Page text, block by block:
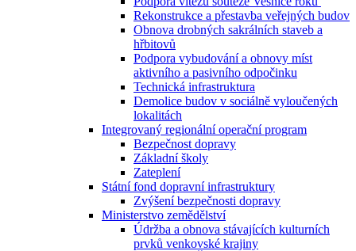
Rekonstrukce a přestavba veřejných budov
Obnova drobných sakrálních staveb a
hřbitovů
Podpora vybudování a obnovy míst
aktivního a pasivního odpočinku
Technická infrastruktura
Demolice budov v sociálně vyloučených
lokalitách
Integrovaný regionální operační program
Bezpečnost dopravy
Základní školy
Zateplení
Státní fond dopravní infrastruktury
Zvýšení bezpečnosti dopravy
Ministerstvo zemědělství
Údržba a obnova stávajících kulturních
prvků venkovské krajiny